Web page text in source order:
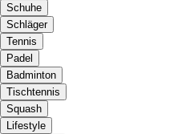
Schuhe
Schläger
Tennis
Padel
Badminton
Tischtennis
Squash
Lifestyle